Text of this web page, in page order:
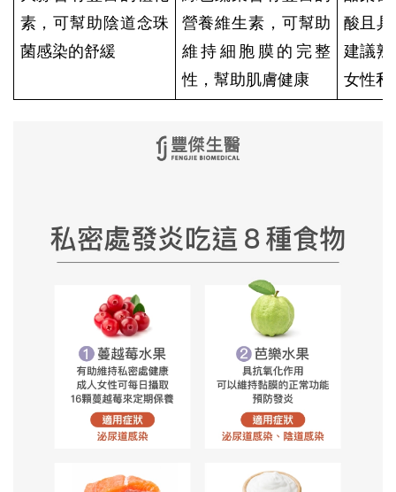
素，可幫助陰道念珠
菌感染的舒緩
營養維生素，可幫助
維持細胞膜的完整
性，幫助肌膚健康
酸且
建議
女性私